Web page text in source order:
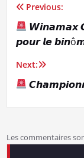
Navigation
de
l’article
Previous:
𝙒𝙞𝙣𝙖𝙢𝙖𝙭
𝙥𝙤𝙪𝙧 𝙡𝙚
Next:
Les commentaires